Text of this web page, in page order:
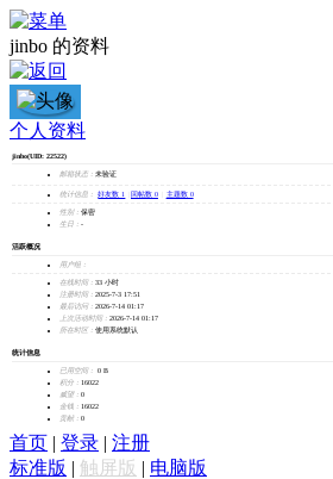
jinbo 的资料
jinbo
加为好友
发消息
个人资料
jinbo(UID: 22522)
邮箱状态： 未验证
统计信息： 好友数 1 回帖数 0 主题数 0
性别： 保密
生日： -
活跃概况
用户组：
在线时间： 33 小时
注册时间： 2025-7-3 17:51
最后访问： 2026-7-14 01:17
上次活动时间： 2026-7-14 01:17
所在时区： 使用系统默认
统计信息
已用空间：
0 B
积分： 16022
威望： 0
金钱： 16022
贡献： 0
首页 | 登录 | 注册
标准版 | 触屏版 | 电脑版